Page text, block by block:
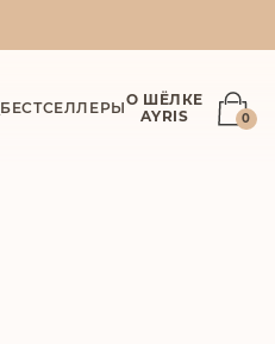
БЕСТСЕЛЛЕРЫО ШЁЛКЕ
AYRIS
0